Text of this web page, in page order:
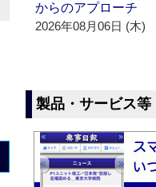
からのアプローチ
2026年08月06日 (木)
製品・サービス等